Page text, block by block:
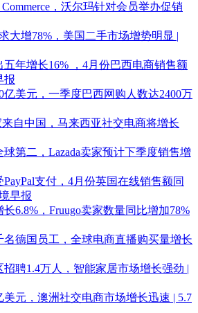
，沃尔玛针对会员举办促销
大增78%，美国二手市场增势明显 |
年增长16% ，4月份巴西电商销售额
报
亿美元，一季度巴西网购人数达2400万
自中国，马来西亚社交电商将增长
第二，Lazada卖家预计下季度销售增
支付，4月份英国在线销售额同
早报
6.8%，Fruugo卖家数量同比增加78%
德国员工，全球电商直播购买量增长
聘1.4万人，智能家居市场增长强劲 |
元，澳洲社交电商市场增长迅速 | 5.7